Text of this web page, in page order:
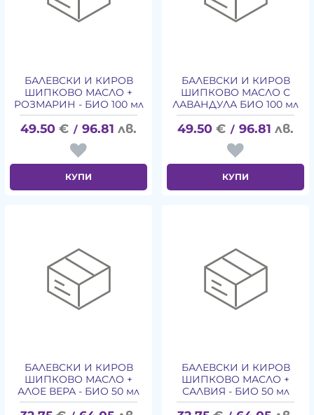
БАЛЕВСКИ И КИРОВ
ШИПКОВО МАСЛО +
РОЗМАРИН - БИО 100 мл
49.50 € / 96.81 лв.
КУПИ
БАЛЕВСКИ И КИРОВ
ШИПКОВО МАСЛО С
ЛАВАНДУЛА БИО 100 мл
49.50 € / 96.81 лв.
КУПИ
БАЛЕВСКИ И КИРОВ
ШИПКОВО МАСЛО +
АЛОЕ ВЕРА - БИО 50 мл
БАЛЕВСКИ И КИРОВ
ШИПКОВО МАСЛО +
САЛВИЯ - БИО 50 мл